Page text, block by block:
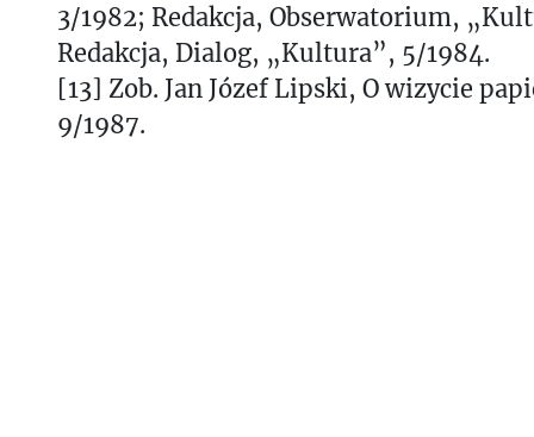
3/1982; Redakcja, Obserwatorium,
Redakcja, Dialog, „Kultura”, 5/1984.
[13] Zob. Jan Józef Lipski, O wizycie
9/1987.